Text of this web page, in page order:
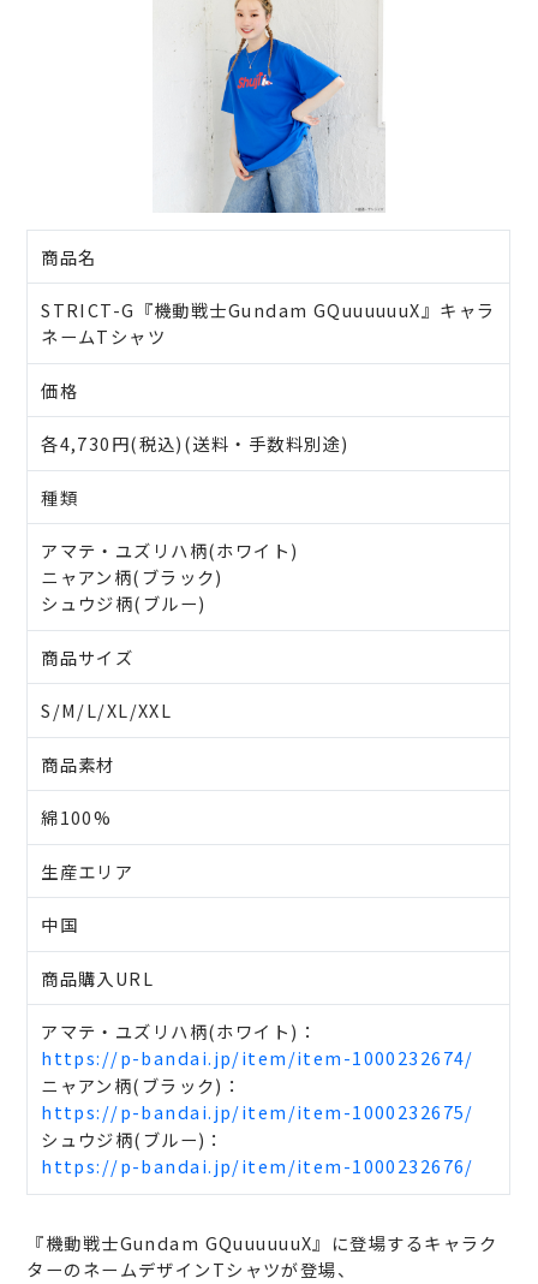
商品名
STRICT-G『機動戦士Gundam GQuuuuuuX』キャラ
ネームTシャツ
価格
各4,730円(税込)(送料・手数料別途)
種類
アマテ・ユズリハ柄(ホワイト)
ニャアン柄(ブラック)
シュウジ柄(ブルー)
商品サイズ
S/M/L/XL/XXL
商品素材
綿100%
生産エリア
中国
商品購入URL
アマテ・ユズリハ柄(ホワイト)：
https://p-bandai.jp/item/item-1000232674/
ニャアン柄(ブラック)：
https://p-bandai.jp/item/item-1000232675/
シュウジ柄(ブルー)：
https://p-bandai.jp/item/item-1000232676/
『機動戦士Gundam GQuuuuuuX』に登場するキャラク
ターのネームデザインTシャツが登場、